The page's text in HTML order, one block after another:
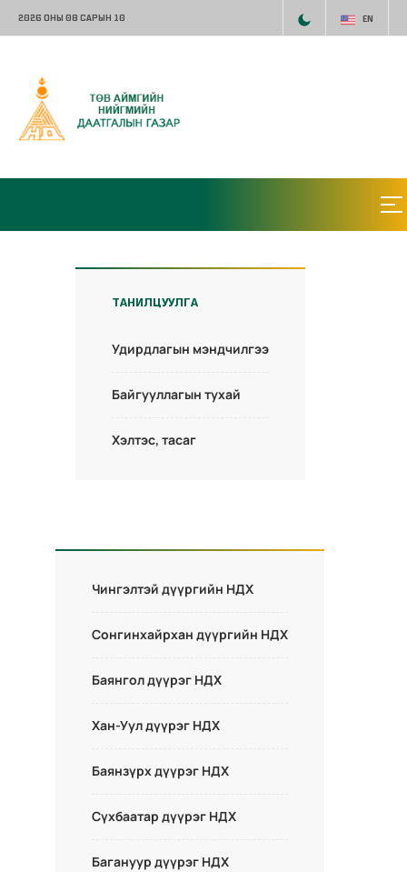
2026 ОНЫ 08 САРЫН 10 EN
ТАНИЛЦУУЛГА
Удирдлагын мэндчилгээ
Байгууллагын тухай
Хэлтэс, тасаг
Чингэлтэй дүүргийн НДХ
Сонгинхайрхан дүүргийн НДХ
Баянгол дүүрэг НДХ
Хан-Уул дүүрэг НДХ
Баянзүрх дүүрэг НДХ
Сүхбаатар дүүрэг НДХ
Багануур дүүрэг НДХ